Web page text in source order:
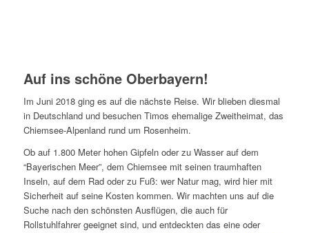
Auf ins schöne Oberbayern!
Im Juni 2018 ging es auf die nächste Reise. Wir blieben diesmal
in Deutschland und besuchen Timos ehemalige Zweitheimat, das
Chiemsee-Alpenland rund um Rosenheim.
Ob auf 1.800 Meter hohen Gipfeln oder zu Wasser auf dem
“Bayerischen Meer”, dem Chiemsee mit seinen traumhaften
Inseln, auf dem Rad oder zu Fuß: wer Natur mag, wird hier mit
Sicherheit auf seine Kosten kommen. Wir machten uns auf die
Suche nach den schönsten Ausflügen, die auch für
Rollstuhlfahrer geeignet sind, und entdeckten das eine oder